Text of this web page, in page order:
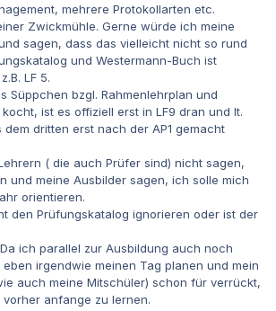
mehrere Protokollarten etc.
Zwickmühle. Gerne würde ich meine
sagen, dass das vielleicht nicht so rund
und Westermann-Buch ist
LF 5.
Süppchen bzgl. Rahmenlehrplan und
ist es offiziell erst in LF9 dran und lt.
dem dritten erst nach der AP1 gemacht
( die auch Prüfer sind) nicht sagen,
und meine Ausbilder sagen, ich solle mich
orientieren.
den Prüfungskatalog ignorieren oder ist der
ich parallel zur Ausbildung auch noch
irgendwie meinen Tag planen und mein
auch meine Mitschüler) schon für verrückt,
anfange zu lernen.